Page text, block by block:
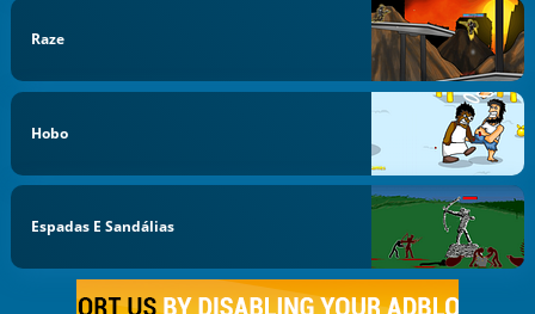
Raze
Hobo
Espadas E Sandálias